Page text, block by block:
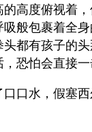
高度俯视着
般包裹着全
都有孩子的
恐怕会直接一
口口水，假塞